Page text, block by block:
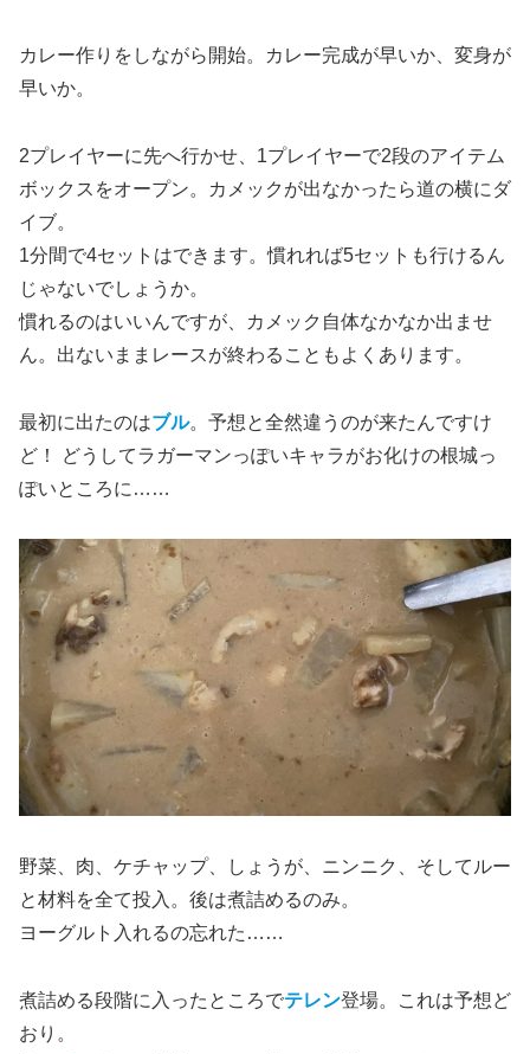
カレー作りをしながら開始。カレー完成が早いか、変身が
早いか。
2プレイヤーに先へ行かせ、1プレイヤーで2段のアイテム
ボックスをオープン。カメックが出なかったら道の横にダ
イブ。
1分間で4セットはできます。慣れれば5セットも行けるん
じゃないでしょうか。
慣れるのはいいんですが、カメック自体なかなか出ませ
ん。出ないままレースが終わることもよくあります。
最初に出たのはブル。予想と全然違うのが来たんですけ
ど！ どうしてラガーマンっぽいキャラがお化けの根城っ
ぽいところに……
野菜、肉、ケチャップ、しょうが、ニンニク、そしてルー
と材料を全て投入。後は煮詰めるのみ。
ヨーグルト入れるの忘れた……
煮詰める段階に入ったところでテレン登場。これは予想ど
おり。